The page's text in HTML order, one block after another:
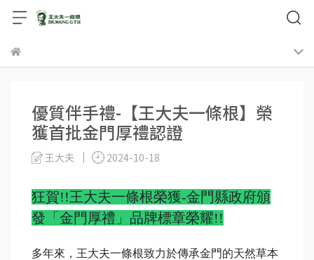
優質伴手禮-【王大夫一條根】榮
獲首批金門厚禮認證
王大夫 2024-10-18
狂賀!!王大夫一條根榮獲-金門縣政府頒
發「金門厚禮」品牌標章榮耀!!
多年來，王大夫一條根致力於傳承金門的天然草本